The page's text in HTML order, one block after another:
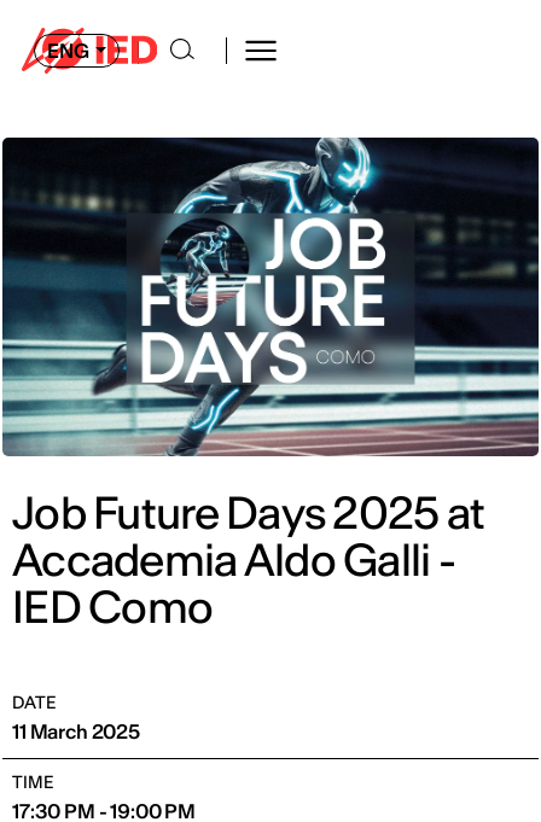
ENG
Job Future Days 2025 at
Accademia Aldo Galli -
IED Como
DATE
11 March 2025
TIME
17:30 PM - 19:00 PM